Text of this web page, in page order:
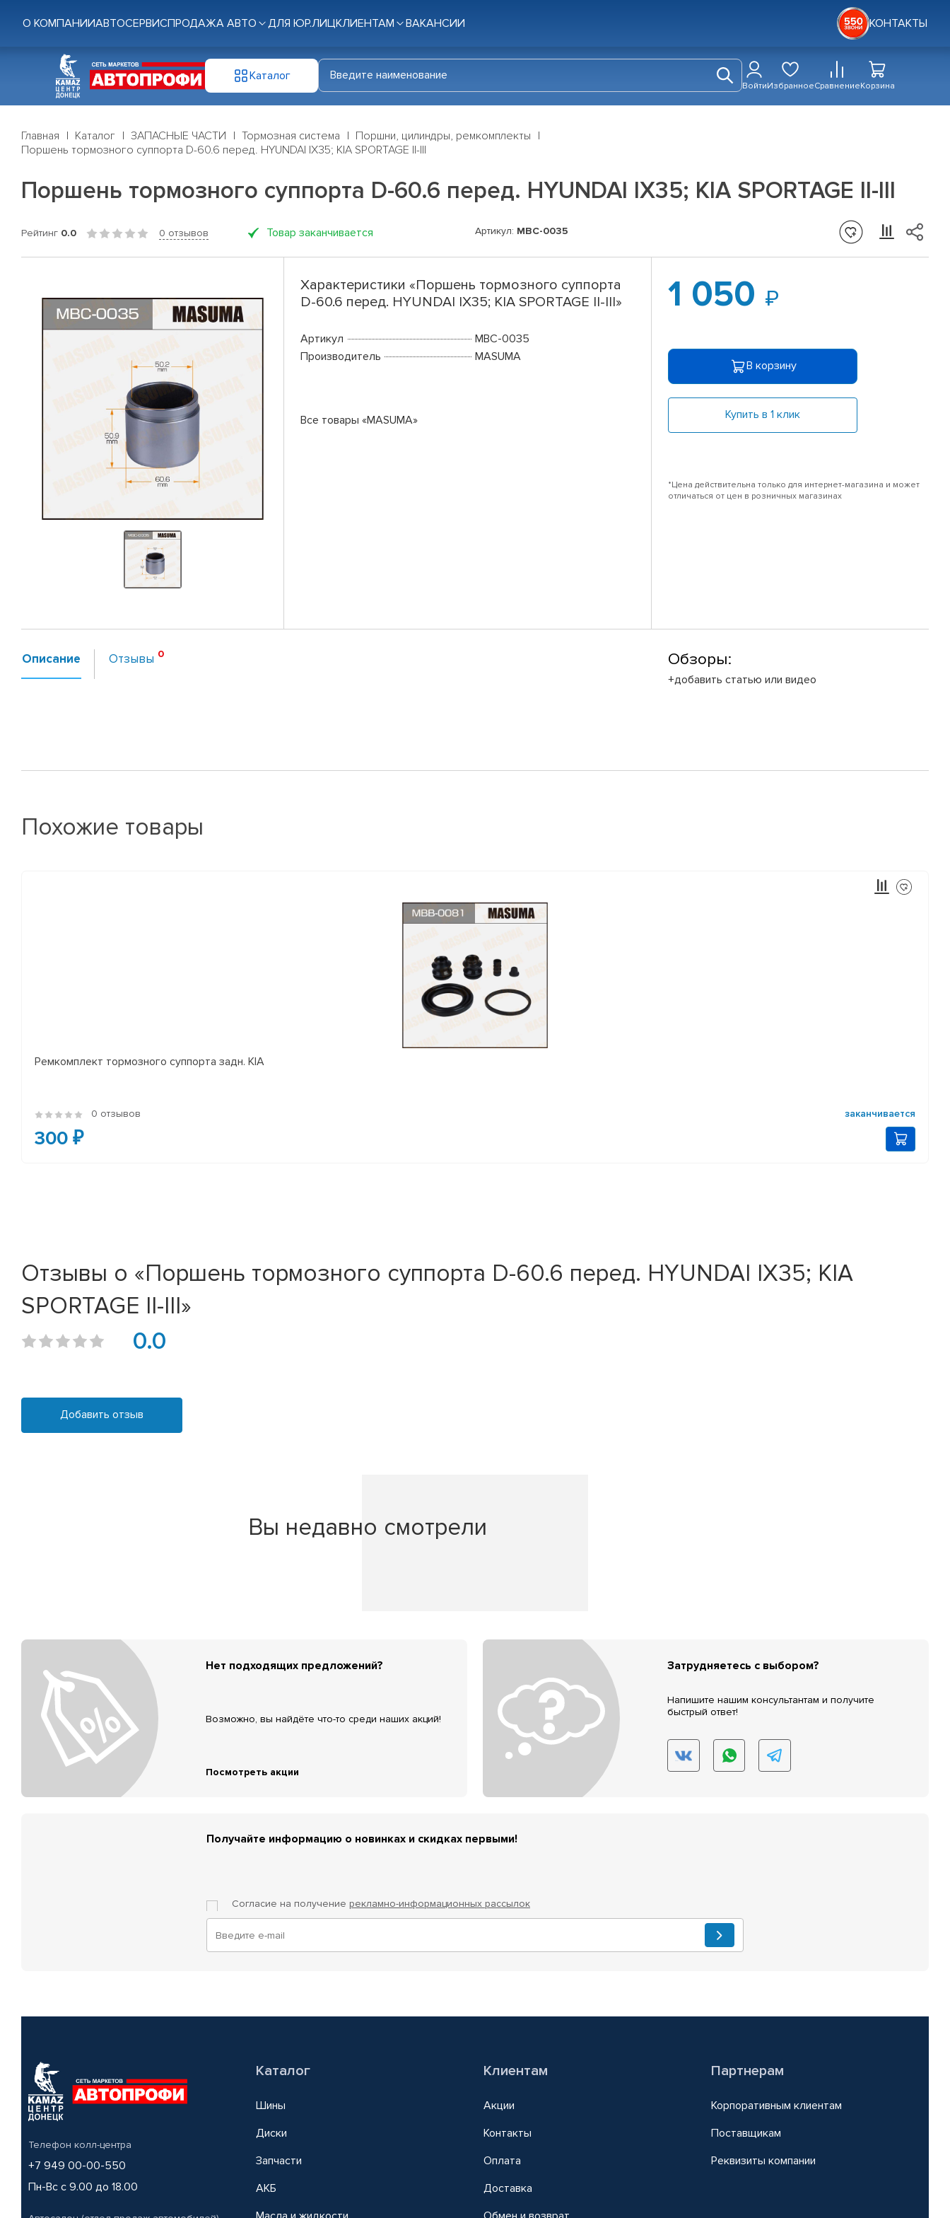
О КОМПАНИИАВТОСЕРВИСПРОДАЖА АВТО ДЛЯ ЮР.ЛИЦКЛИЕНТАМ ВАКАНСИИ КОНТАКТЫ
Каталог
ВойтиИзбранноеСравнениеКорзина
Главная Каталог ЗАПАСНЫЕ ЧАСТИ Тормозная система
Поршни, цилиндры, ремкомплекты
Поршень тормозного суппорта D-60.6 перед. HYUNDAI IX35; KIA SPORTAGE II-III
Поршень тормозного суппорта D-60.6 перед. HYUNDAI IX35; KIA SPORTAGE II-III
Рейтинг 0.0 0 отзывов Товар заканчивается Артикул: MBC-0035
Характеристики «Поршень тормозного суппорта
D-60.6 перед. HYUNDAI IX35; KIA SPORTAGE II-III»
Артикул
MBC-0035
Производитель
MASUMA
Все товары «MASUMA»
1 050
В корзину
Купить в 1 клик
*Цена действительна только для интернет-магазина и может
отличаться от цен в розничных магазинах
Описание Отзывы Обзоры:
+добавить статью или видео
Похожие товары
Ремкомплект тормозного суппорта задн. KIA
0 отзывов заканчивается
300 ₽
Отзывы о «Поршень тормозного суппорта D-60.6 перед. HYUNDAI IX35; KIA
SPORTAGE II-III»
0.0
Добавить отзыв
Вы недавно смотрели
Нет подходящих предложений?
Возможно, вы найдёте что-то среди наших акций!
Посмотреть акции
Затрудняетесь с выбором?
Напишите нашим консультантам и получите
быстрый ответ!
Получайте информацию о новинках и скидках первыми!
Согласие на получение рекламно-информационных рассылок
Телефон колл-центра
+7 949 00-00-550
Пн-Вс с 9.00 до 18.00
Каталог
Шины
Диски
Запчасти
АКБ
Клиентам
Акции
Контакты
Оплата
Доставка
Партнерам
Корпоративным клиентам
Поставщикам
Реквизиты компании